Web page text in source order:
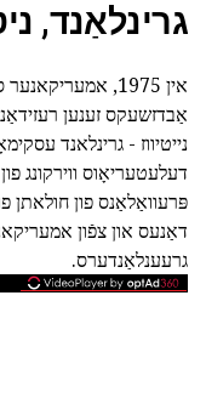
גרינלאַנד,
אין 1975,
נייטיווז - גרינלאנד
דעלעטעריאָוס ווירקונג
פּרעוואַלאַנס פון חולאתן
גרעענלאַנדערס.